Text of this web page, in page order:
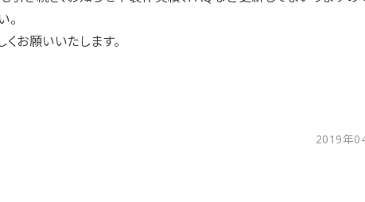
。
くお願いいたします。
2019年